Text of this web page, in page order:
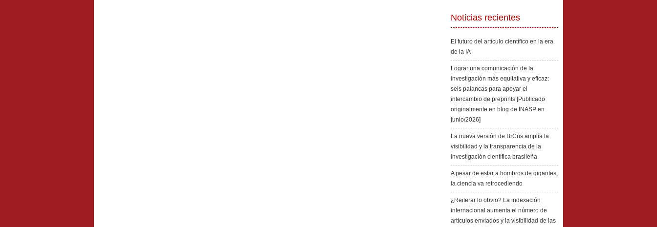
Noticias recientes
El futuro del artículo científico en la era
de la IA
Lograr una comunicación de la
investigación más equitativa y eficaz:
seis palancas para apoyar el
intercambio de preprints [Publicado
originalmente en blog de INASP en
junio/2026]
La nueva versión de BrCris amplía la
visibilidad y la transparencia de la
investigación científica brasileña
A pesar de estar a hombros de gigantes,
la ciencia va retrocediendo
¿Reiterar lo obvio? La indexación
internacional aumenta el número de
artículos enviados y la visibilidad de las